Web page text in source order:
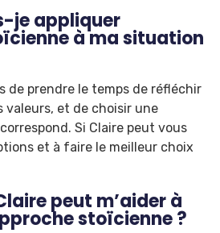
je appliquer
à ma situation
de prendre le temps de réfléchir
valeurs, et de choisir une
Si Claire peut vous
et à faire le meilleur choix
peut m’aider à
stoïcienne ?